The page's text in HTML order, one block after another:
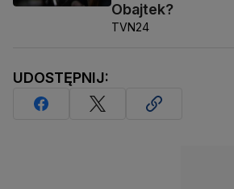
Obajtek?
TVN24
UDOSTĘPNIJ: